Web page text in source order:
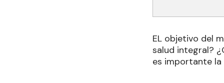
EL objetivo del
salud integral?
es importante